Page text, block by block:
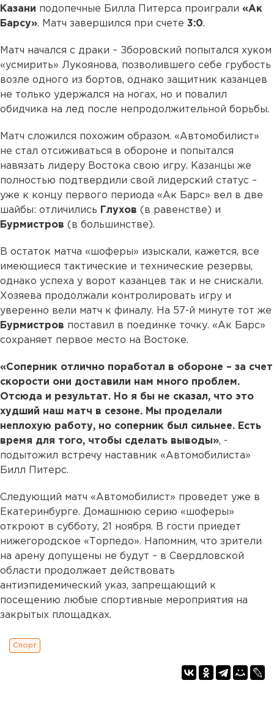
Казани подопечные Билла Питерса проиграли «Ак
Барсу». Матч завершился при счете 3:0.
Матч начался с драки – Зборовский попытался хуком
«усмирить» Лукоянова, позволившего себе грубость
возле одного из бортов, однако защитник казанцев
не только удержался на ногах, но и повалил
обидчика на лед после непродолжительной борьбы.
Матч сложился похожим образом. «Автомобилист»
не стал отсиживаться в обороне и попытался
навязать лидеру Востока свою игру. Казанцы же
полностью подтвердили свой лидерский статус –
уже к концу первого периода «Ак Барс» вел в две
шайбы: отличились Глухов (в равенстве) и
Бурмистров (в большинстве).
В остаток матча «шоферы» изыскали, кажется, все
имеющиеся тактические и технические резервы,
однако успеха у ворот казанцев так и не снискали.
Хозяева продолжали контролировать игру и
уверенно вели матч к финалу. На 57-й минуте тот же
Бурмистров поставил в поединке точку. «Ак Барс»
сохраняет первое место на Востоке.
«Соперник отлично поработал в обороне – за счет
скорости они доставили нам много проблем.
Отсюда и результат. Но я бы не сказал, что это
худший наш матч в сезоне. Мы проделали
неплохую работу, но соперник был сильнее. Есть
время для того, чтобы сделать выводы», -
подытожил встречу наставник «Автомобилиста»
Билл Питерс.
Следующий матч «Автомобилист» проведет уже в
Екатеринбурге. Домашнюю серию «шоферы»
откроют в субботу, 21 ноября. В гости приедет
нижегородское «Торпедо». Напомним, что зрители
на арену допущены не будут – в Свердловской
области продолжает действовать
антиэпидемический указ, запрещающий к
посещению любые спортивные мероприятия на
закрытых площадках.
Спорт